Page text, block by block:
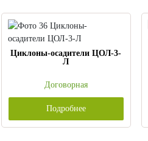
Циклоны-осадители ЦОЛ-3-
Л
Договорная
Подробнее